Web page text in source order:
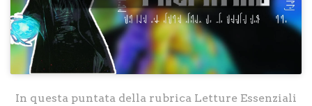
In questa puntata della rubrica Letture Essenziali